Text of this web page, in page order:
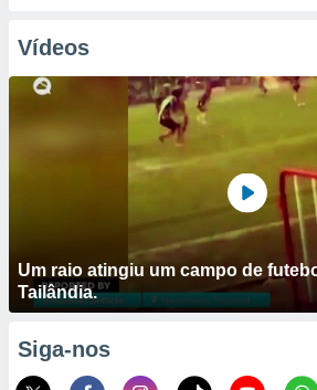
Vídeos
Um raio atingiu um campo de
Tailândia.
Siga-nos